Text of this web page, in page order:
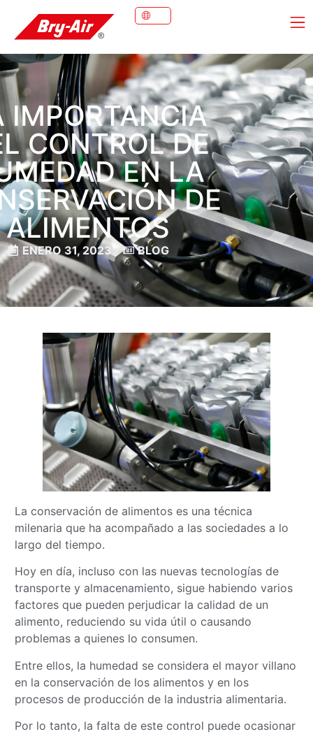
IMPORTANCIA
CONTROL DE
EN LA
DE
ALIMENTOS
ENERO 31, 2023 BLOG
La conservación de alimentos es una técnica
milenaria que ha acompañado a las sociedades a lo
largo del tiempo.
Hoy en día, incluso con las nuevas tecnologías de
transporte y almacenamiento, sigue habiendo varios
factores que pueden perjudicar la calidad de un
alimento, reduciendo su vida útil o causando
problemas a quienes lo consumen.
Entre ellos, la humedad se considera el mayor villano
en la conservación de los alimentos y en los
procesos de producción de la industria alimentaria.
Por lo tanto, la falta de este control puede ocasionar